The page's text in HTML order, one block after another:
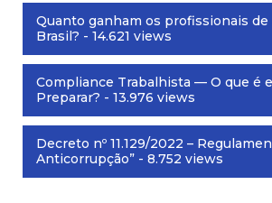
Quanto ganham os profissionais
Brasil? - 14.621 views
Compliance Trabalhista — O que é
Preparar? - 13.976 views
Decreto nº 11.129/2022 –
Anticorrupção” - 8.752 views